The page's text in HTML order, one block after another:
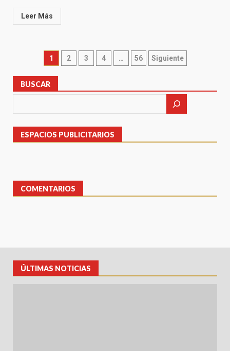
Leer Más
Paginación
de
entradas
1 2 3 4 … 56 Siguiente
BUSCAR
ESPACIOS PUBLICITARIOS
COMENTARIOS
ÚLTIMAS NOTICIAS